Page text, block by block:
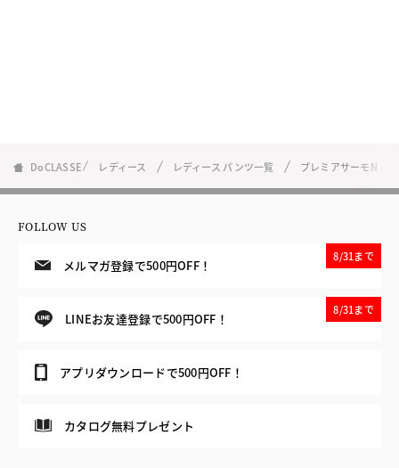
DoCLASSE レディース レディース パンツ一覧 プレミアサーモN・
FOLLOW US
メルマガ登録で500円OFF！
8/31まで
LINEお友達登録で500円OFF！
8/31まで
アプリダウンロードで500円OFF！
カタログ無料プレゼント